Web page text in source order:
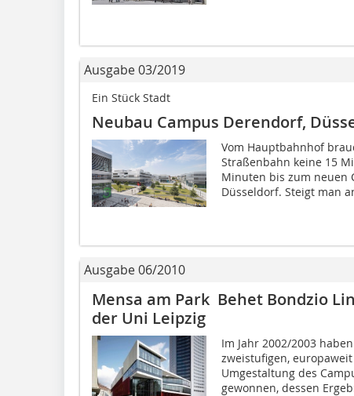
Ausgabe 03/2019
Ein Stück Stadt
Neubau Campus Derendorf,
Vom Hauptbahnhof
Straßenbahn keine 15
Minuten bis zum neuen
Düsseldorf. Steigt man
Ausgabe 06/2010
Mensa am Park Behet Bondzio
der Uni Leipzig
Im Jahr 2002/2003
zweistufigen,
Umgestaltung des
gewonnen, dessen